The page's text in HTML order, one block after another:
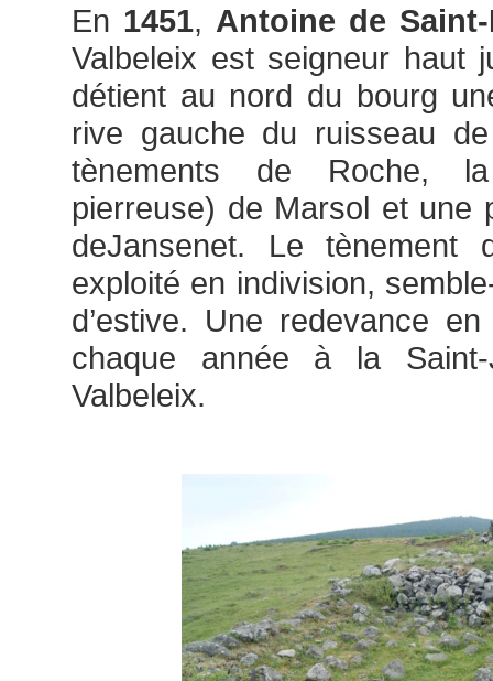
En 1451, Antoine de
Valbeleix est seigneur haut
détient au nord du bourg
rive gauche du ruisseau
tènements de Roche,
pierreuse) de Marsol et une
deJansenet. Le tènement
exploité en indivision,
d’estive. Une redevance
chaque année à la
Valbeleix.